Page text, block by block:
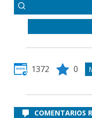
1372 0
COMENTARIOS